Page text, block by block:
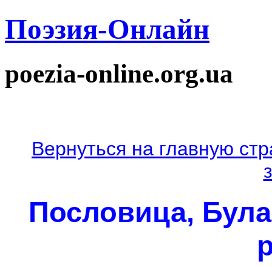
Поэзия-Онлайн
poezia-online.org.ua
Вернуться на главную
Пословица,